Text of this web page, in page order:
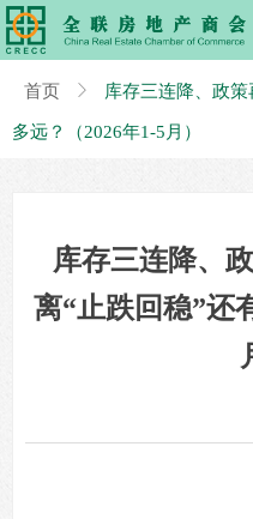
库存三连降、
离“止跌回稳”还
首页 ꁕ 库存三连降、政
多远？（2026年1-5月）